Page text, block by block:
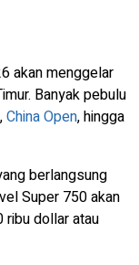
akan menggelar
Banyak pebulu
,China Open, hingga
berlangsung
Super 750 akan
dollar atau